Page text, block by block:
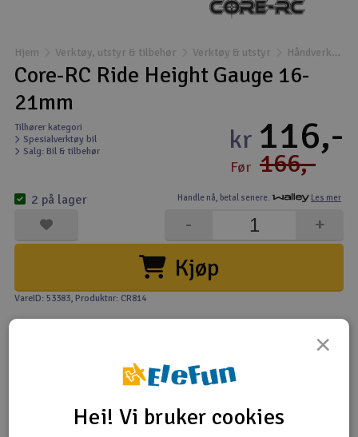
Droner
Droner for FPV
Fly
Helikopter
Kamerautstyr
Modellbygging, LEGO & byggesett
Modelljernbane
Radioutstyr
Hjem Verktøy, utstyr & tilbehør Verktøy & utstyr Håndverktøy og spesialverktøy
Core-RC Ride Height Gauge 16-
21mm
Tilhører kategori
Spesialverktøy bil
Salg: Bil & tilbehør
Handle nå, betal senere. Les mer
kr 116,-
Før 166,-
Kjøp
+
-
2 på lager
VareID: 53383, Produktnr: CR814
×
Hei! Vi bruker cookies